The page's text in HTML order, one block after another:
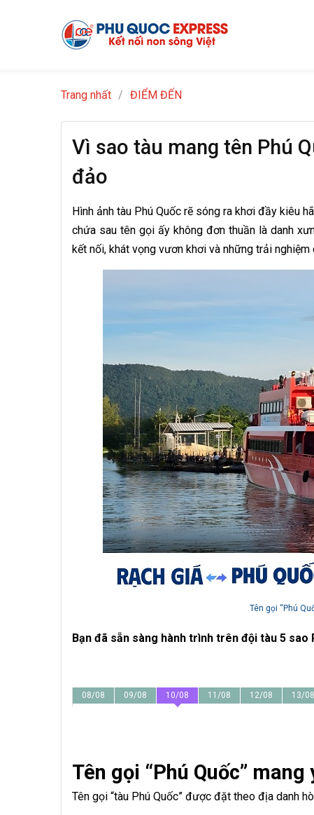
Trang nhất / ĐIỂM ĐẾN
Vì sao tàu mang tên Phú
đảo
Hình ảnh tàu Phú Quốc rẽ sóng ra khơi đầy kiêu
chứa sau tên gọi ấy không đơn thuần là danh
kết nối, khát vọng vươn khơi và những trải nghiệm
Tên gọi “Phú
Bạn đã sẵn sàng hành trình trên đội tàu 5
08/08 09/08 10/08 11/08 12/08 13/08
Tên gọi “Phú Quốc”
Tên gọi “tàu Phú Quốc” được đặt theo địa danh